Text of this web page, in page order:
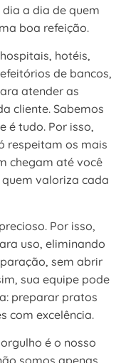
a dia de quem
boa refeição.
hotéis,
de bancos,
atender as
cliente. Sabemos
é tudo. Por isso,
respeitam os mais
chegam até você
valoriza cada
Por isso,
uso, eliminando
sem abrir
sua equipe pode
preparar pratos
com excelência.
é o nosso
somos apenas